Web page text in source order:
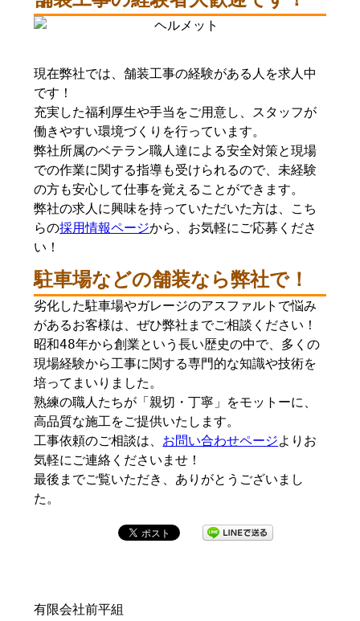
現在弊社では、舗装工事の経験がある人を求人中
です！
充実した福利厚生や手当をご用意し、スタッフが
働きやすい環境づくりを行っています。
弊社所属のベテラン職人達による安全対策と現場
での作業に関する指導も受けられるので、未経験
の方も安心して仕事を覚えることができます。
弊社の求人に興味を持っていただいた方は、こち
らの採用情報ページから、お気軽にご応募くださ
い！
駐車場などの舗装なら弊社で！
劣化した駐車場やガレージのアスファルトで悩み
があるお客様は、ぜひ弊社までご相談ください！
昭和48年から創業という長い歴史の中で、多くの
現場経験から工事に関する専門的な知識や技術を
培ってまいりました。
熟練の職人たちが「親切・丁寧」をモットーに、
高品質な施工をご提供いたします。
工事依頼のご相談は、 お問い合わせページよりお
気軽にご連絡くださいませ！
最後までご覧いただき、ありがとうございまし
た。
有限会社前平組